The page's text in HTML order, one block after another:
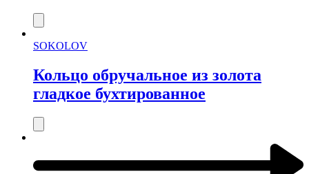
SOKOLOV
Кольцо обручальное из золота
гладкое бухтированное